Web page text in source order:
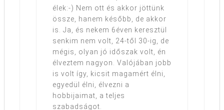
élek:-) Nem ott és akkor jöttünk
össze, hanem később, de akkor
is. Ja, és nekem 6éven keresztül
senkim nem volt, 24-től 30-ig, de
mégis, olyan jó időszak volt, én
élveztem nagyon. Valójában jobb
is volt így, kicsit magamért élni,
egyedül élni, élvezni a
hobbijaimat, a teljes
szabadságot.